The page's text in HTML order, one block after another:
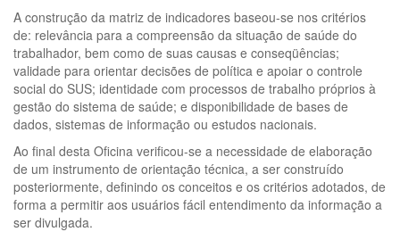
A construção da matriz de indicadores baseou-se nos critérios
de: relevância para a compreensão da situação de saúde do
trabalhador, bem como de suas causas e conseqüências;
validade para orientar decisões de política e apoiar o controle
social do SUS; identidade com processos de trabalho próprios à
gestão do sistema de saúde; e disponibilidade de bases de
dados, sistemas de informação ou estudos nacionais.
Ao final desta Oficina verificou-se a necessidade de elaboração
de um instrumento de orientação técnica, a ser construído
posteriormente, definindo os conceitos e os critérios adotados, de
forma a permitir aos usuários fácil entendimento da informação a
ser divulgada.